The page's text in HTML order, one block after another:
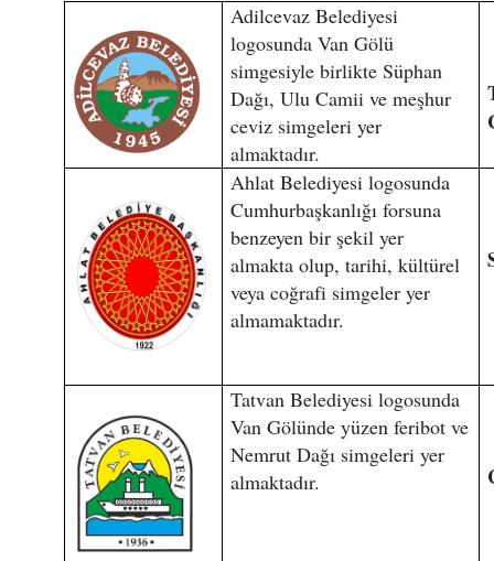
Adilcevaz Belediyesi
logosunda Van Gölü
simgesiyle birlikte Süphan
Dağı, Ulu Camii ve meşhur
ceviz simgeleri yer
almaktadır.
Ahlat Belediyesi logosunda
Cumhurbaşkanlığı forsuna
benzeyen bir şekil yer
almakta olup, tarihi, kültürel
veya coğrafi simgeler yer
almamaktadır.
Tatvan Belediyesi logosunda
Van Gölünde yüzen feribot ve
Nemrut Dağı simgeleri yer
almaktadır.